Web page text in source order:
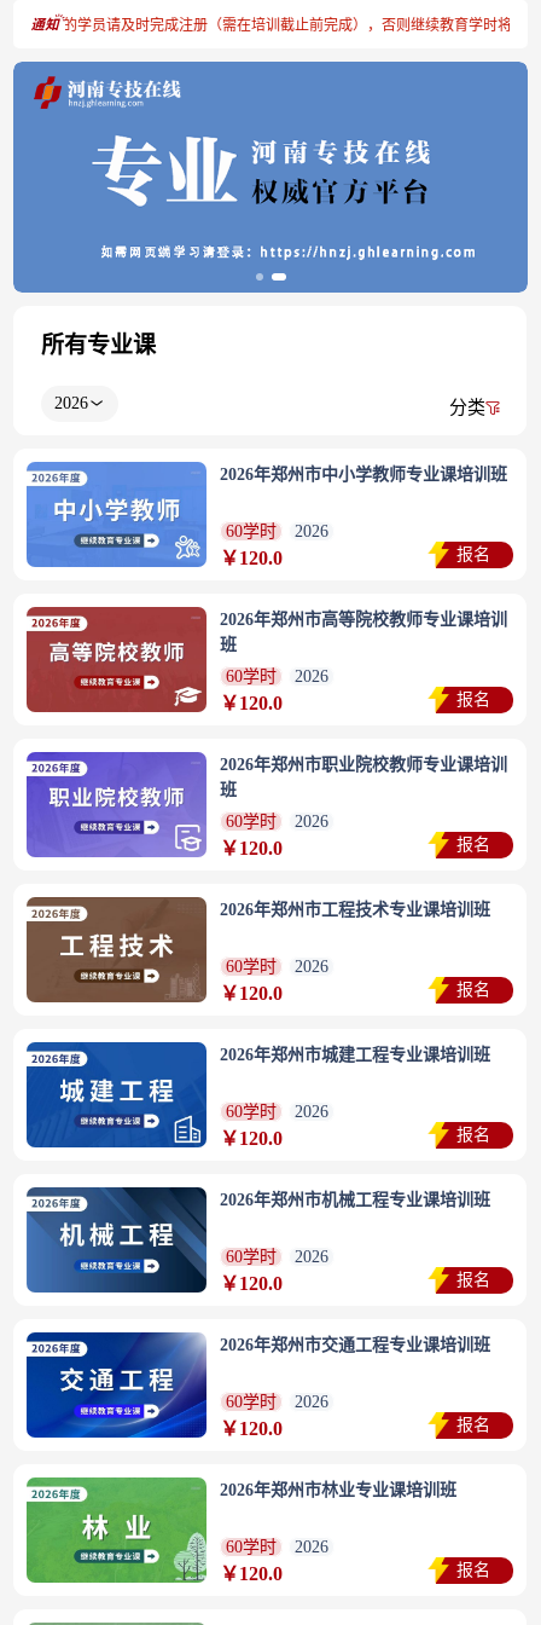
账号的学员请及时完成注册（需在培训截止前完成），否则继续教育学时将无法
所有专业课
2026 分类
2026年郑州市中小学教师专业课培训班
60学时 2026
￥120.0 报名
2026年郑州市高等院校教师专业课培训
班
60学时
2026
￥120.0 报名
2026年郑州市职业院校教师专业课培训
班
60学时
2026
￥120.0 报名
2026年郑州市工程技术专业课培训班
60学时 2026
￥120.0 报名
2026年郑州市城建工程专业课培训班
60学时 2026
￥120.0 报名
2026年郑州市机械工程专业课培训班
60学时 2026
￥120.0 报名
2026年郑州市交通工程专业课培训班
60学时 2026
￥120.0 报名
2026年郑州市林业专业课培训班
60学时 2026
￥120.0 报名